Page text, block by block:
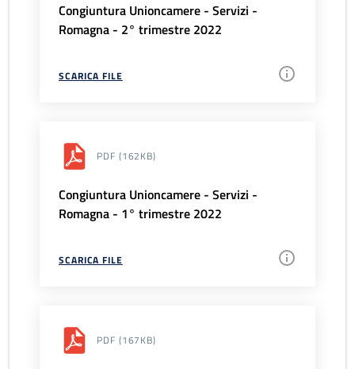
Congiuntura Unioncamere - Servizi -
Romagna - 2° trimestre 2022
SCARICA FILE
PDF (162KB)
Congiuntura Unioncamere - Servizi -
Romagna - 1° trimestre 2022
SCARICA FILE
PDF (167KB)